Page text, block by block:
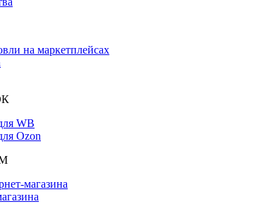
на маркетплейсах
WB
Ozon
магазина